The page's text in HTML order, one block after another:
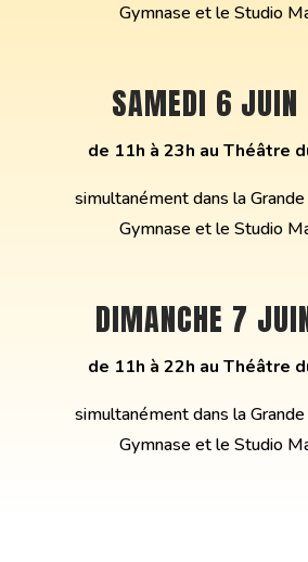
Gymnase et le Studio
SAMEDI 6
de 11h à 23h au Théâtre
simultanément dans la
Gymnase et le Studio
DIMANCHE 7
de 11h à 22h au Théâtre
simultanément dans la
Gymnase et le Studio